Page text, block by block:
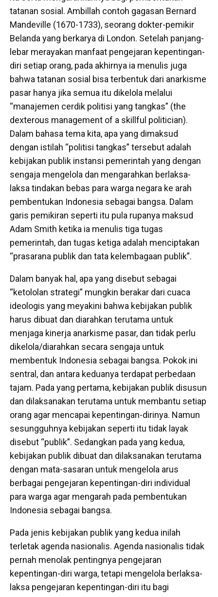
tatanan sosial. Ambillah contoh gagasan Bernard
Mandeville (1670-1733), seorang dokter-pemikir
Belanda yang berkarya di London. Setelah panjang-
lebar merayakan manfaat pengejaran kepentingan-
diri setiap orang, pada akhirnya ia menulis juga
bahwa tatanan sosial bisa terbentuk dari anarkisme
pasar hanya jika semua itu dikelola melalui
“manajemen cerdik politisi yang tangkas” (the
dexterous management of a skillful politician).
Dalam bahasa tema kita, apa yang dimaksud
dengan istilah “politisi tangkas” tersebut adalah
kebijakan publik instansi pemerintah yang dengan
sengaja mengelola dan mengarahkan berlaksa-
laksa tindakan bebas para warga negara ke arah
pembentukan Indonesia sebagai bangsa. Dalam
garis pemikiran seperti itu pula rupanya maksud
Adam Smith ketika ia menulis tiga tugas
pemerintah, dan tugas ketiga adalah menciptakan
“prasarana publik dan tata kelembagaan publik”.
Dalam banyak hal, apa yang disebut sebagai
“ketololan strategi” mungkin berakar dari cuaca
ideologis yang meyakini bahwa kebijakan publik
harus dibuat dan diarahkan terutama untuk
menjaga kinerja anarkisme pasar, dan tidak perlu
dikelola/diarahkan secara sengaja untuk
membentuk Indonesia sebagai bangsa. Pokok ini
sentral, dan antara keduanya terdapat perbedaan
tajam. Pada yang pertama, kebijakan publik disusun
dan dilaksanakan terutama untuk membantu setiap
orang agar mencapai kepentingan-dirinya. Namun
sesungguhnya kebijakan seperti itu tidak layak
disebut “publik”. Sedangkan pada yang kedua,
kebijakan publik dibuat dan dilaksanakan terutama
dengan mata-sasaran untuk mengelola arus
berbagai pengejaran kepentingan-diri individual
para warga agar mengarah pada pembentukan
Indonesia sebagai bangsa.
Pada jenis kebijakan publik yang kedua inilah
terletak agenda nasionalis. Agenda nasionalis tidak
pernah menolak pentingnya pengejaran
kepentingan-diri warga, tetapi mengelola berlaksa-
laksa pengejaran kepentingan-diri itu bagi